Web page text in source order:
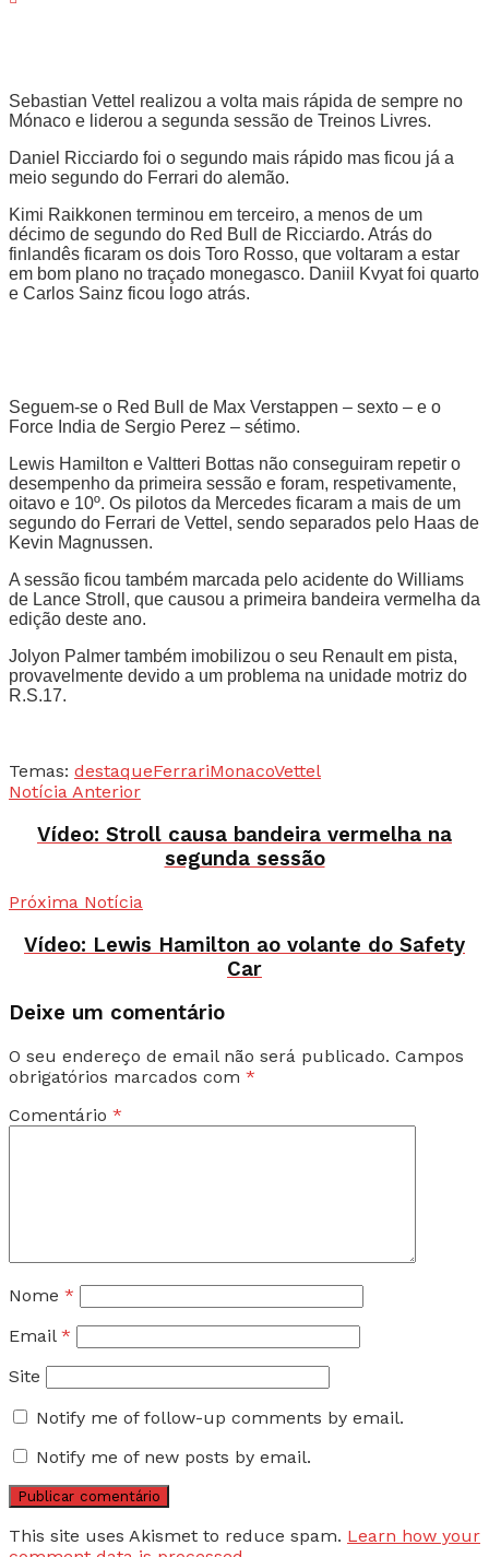
Sebastian Vettel realizou a volta mais rápida de sempre no
Mónaco e liderou a segunda sessão de Treinos Livres.
Daniel Ricciardo foi o segundo mais rápido mas ficou já a
meio segundo do Ferrari do alemão.
Kimi Raikkonen terminou em terceiro, a menos de um
décimo de segundo do Red Bull de Ricciardo. Atrás do
finlandês ficaram os dois Toro Rosso, que voltaram a estar
em bom plano no traçado monegasco. Daniil Kvyat foi quarto
e Carlos Sainz ficou logo atrás.
Seguem-se o Red Bull de Max Verstappen – sexto – e o
Force India de Sergio Perez – sétimo.
Lewis Hamilton e Valtteri Bottas não conseguiram repetir o
desempenho da primeira sessão e foram, respetivamente,
oitavo e 10º. Os pilotos da Mercedes ficaram a mais de um
segundo do Ferrari de Vettel, sendo separados pelo Haas de
Kevin Magnussen.
A sessão ficou também marcada pelo acidente do Williams
de Lance Stroll, que causou a primeira bandeira vermelha da
edição deste ano.
Jolyon Palmer também imobilizou o seu Renault em pista,
provavelmente devido a um problema na unidade motriz do
R.S.17.
Temas: destaqueFerrariMonacoVettel
Notícia Anterior
Vídeo: Stroll causa bandeira vermelha na
segunda sessão
Próxima Notícia
Vídeo: Lewis Hamilton ao volante do Safety
Car
Deixe um comentário
O seu endereço de email não será publicado. Campos
obrigatórios marcados com *
Comentário *
Nome *
Email *
Site
Notify me of follow-up comments by email.
Notify me of new posts by email.
This site uses Akismet to reduce spam. Learn how your